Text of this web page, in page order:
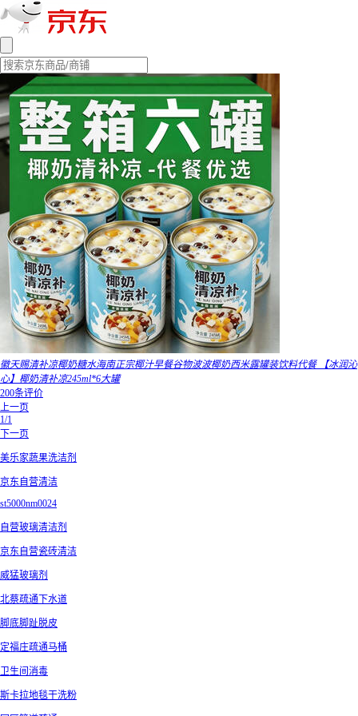
徽天赐清补凉椰奶糖水海南正宗椰汁早餐谷物波波椰奶西米露罐装饮料代餐 【冰润沁
心】椰奶清补凉245ml*6大罐
200条评价
上一页
1/1
下一页
美乐家蔬果洗洁剂
京东自营清洁
st5000nm0024
自营玻璃清洁剂
京东自营瓷砖清洁
威猛玻璃剂
北蔡疏通下水道
脚底脚趾脱皮
定福庄疏通马桶
卫生间消毒
斯卡拉地毯干洗粉